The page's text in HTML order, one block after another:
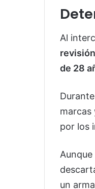
Al
de 28
marcas
por los
un